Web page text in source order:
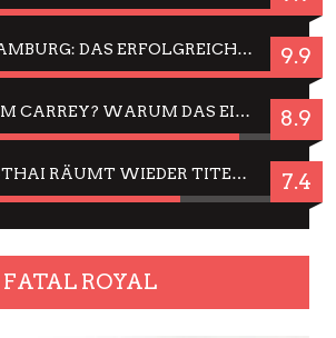
JELLYFISH HAMBURG: DAS ERFOLGREICHE SOMMER-MENÜ 2025 IN GEFÜHLEN UND BILDERN 9.9
CÉSAR FÜR JIM CARREY? WARUM DAS EINER DER NERVIGSTEN ACTORS IST UND BLEIBT 8.9
JING JING: IN-THAI RÄUMT WIEDER TITEL AB – EIN ZWEI-STUNDEN-ERLEBNISBERICHT 7.4
ROYAL